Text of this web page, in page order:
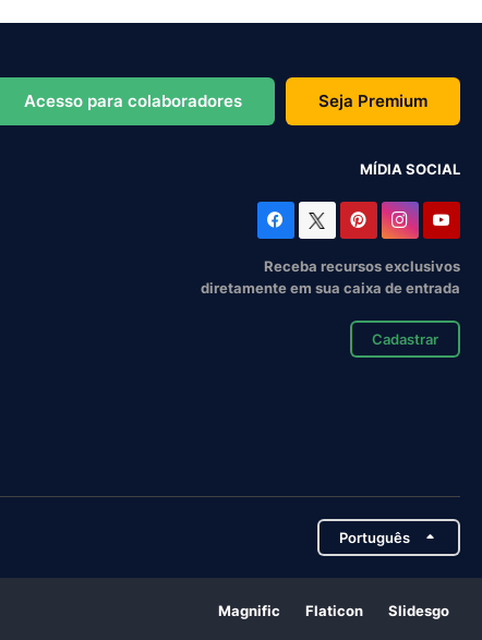
Acesso para colaboradores Seja Premium
MÍDIA SOCIAL
Receba recursos exclusivos
diretamente em sua caixa de entrada
Cadastrar
Português
Magnific Flaticon Slidesgo